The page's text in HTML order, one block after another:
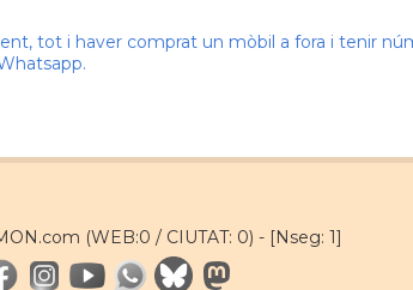
tot i haver comprat un mòbil a fora i tenir
(WEB:0 / CIUTAT: 0) - [Nseg: 1]